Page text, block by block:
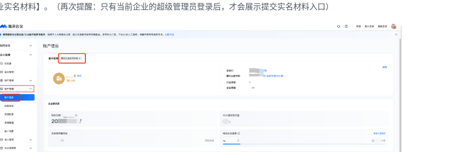
实名材料】。（再次提醒：只有当前企业的超级管理员登录后，才会展示提交实名材料入口）